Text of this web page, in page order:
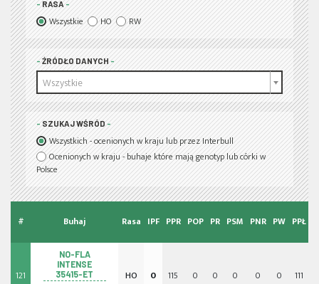
RASA
Wszystkie HO RW
ŹRÓDŁO DANYCH
Wszystkie
SZUKAJ WŚRÓD
Wszystkich - ocenionych w kraju lub przez Interbull
Ocenionych w kraju - buhaje które mają genotyp lub córki w
Polsce
# Buhaj Rasa IPF PPR POP PR PSM PNR PW PPŁ
121
NO-FLA
INTENSE
35415-ET
HO 0 115 0 0 0 0 0 111